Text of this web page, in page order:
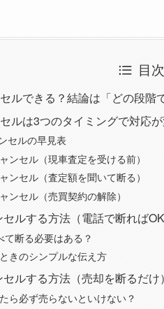
目次
ルできる？結論は「どの段階
ルは3つのタイミングで対応
セルの早見表
ンセル（現車査定を受ける前）
ンセル（査定額を聞いて断る）
ンセル（売買契約の解除）
ルする方法（電話で断ればOK
て断る必要はある？
きのシンプルな伝え方
ルする方法（売却を断るだけ）
ら必ず売らないといけない？